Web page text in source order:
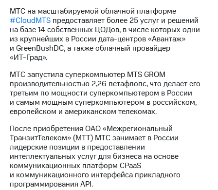
МТС на масштабируемой облачной платформе
#CloudМТS предоставляет более 25 услуг и решений
на базе 14 собственных ЦОДов, в числе которых одни
из крупнейших в России дата-центров«Авантаж»
и GreenBushDC, а также облачный провайдер
«ИТ-Град».
МТС запустила суперкомпьютер MTS GROM
производительностью 2,26 петафлопс, что делает его
третьим по мощности суперкомпьютером в России
и самым мощным суперкомпьютером в российском,
европейском и американском телекомах.
После приобретения ОАО «Межрегиональный
ТранзитТелеком» (МТТ) МТС занимает в России
лидерские позиции в предоставлении
интеллектуальных услуг для бизнеса на основе
коммуникационных платформ CPaaS
и коммуникационного интерфейса прикладного
программирования API.